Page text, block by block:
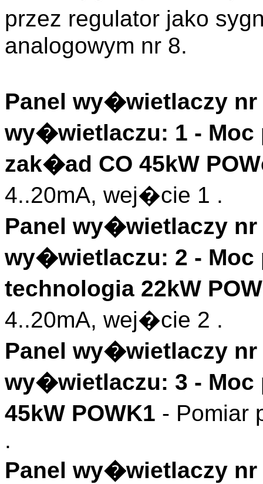
przez regulator jako
analogowym nr 8.
Panel wy�wietlaczy nr
wy�wietlaczu: 1 - Moc
zak�ad CO 45kW
4..20mA, wej�cie 1 .
Panel wy�wietlaczy nr
wy�wietlaczu: 2 - Moc
technologia 22kW
4..20mA, wej�cie 2 .
Panel wy�wietlaczy nr
wy�wietlaczu: 3 -
45kW POWK1 - Pomiar
.
Panel wy�wietlaczy nr